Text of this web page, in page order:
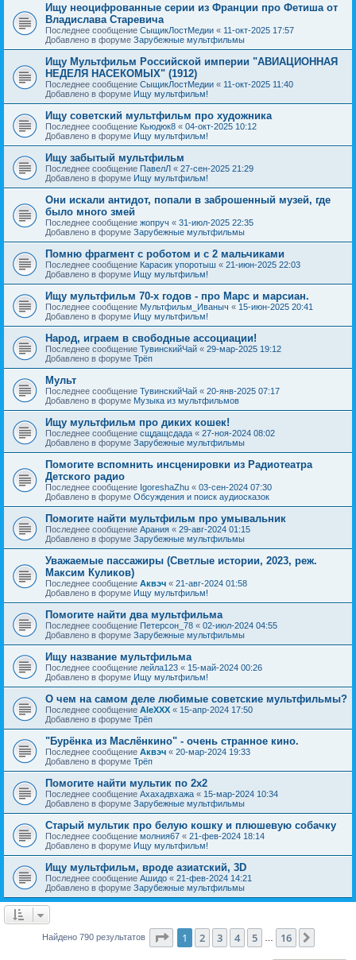
Ищу неоцифрованные серии из Франции про Фетиша от
Владислава Старевича
Последнее сообщение СыщикЛостМедии « 11-окт-2025 17:57
Добавлено в форуме Зарубежные мультфильмы
Ищу Мультфильм Российской империи "АВИАЦИОННАЯ
НЕДЕЛЯ НАСЕКОМЫХ" (1912)
Последнее сообщение СыщикЛостМедии « 11-окт-2025 11:40
Добавлено в форуме Ищу мультфильм!
Ищу советский мультфильм про художника
Последнее сообщение Кьюдюк8 « 04-окт-2025 10:12
Добавлено в форуме Ищу мультфильм!
Ищу забытый мультфильм
Последнее сообщение ПавелЛ « 27-сен-2025 21:29
Добавлено в форуме Ищу мультфильм!
Они искали антидот, попали в заброшенный музей, где
было много змей
Последнее сообщение жопруч « 31-июл-2025 22:35
Добавлено в форуме Зарубежные мультфильмы
Помню фрагмент с роботом и с 2 мальчиками
Последнее сообщение Карасик упоротыш « 21-июн-2025 22:03
Добавлено в форуме Ищу мультфильм!
Ищу мультфильм 70-х годов - про Марс и марсиан.
Последнее сообщение Мультфильм_Иваныч « 15-июн-2025 20:41
Добавлено в форуме Ищу мультфильм!
Народ, играем в свободные ассоциации!
Последнее сообщение ТувинскийЧай « 29-мар-2025 19:12
Добавлено в форуме Трёп
Мульт
Последнее сообщение ТувинскийЧай « 20-янв-2025 07:17
Добавлено в форуме Музыка из мультфильмов
Ищу мультфильм про диких кошек!
Последнее сообщение сщдащсдада « 27-ноя-2024 08:02
Добавлено в форуме Зарубежные мультфильмы
Помогите вспомнить инсценировки из Радиотеатра
Детского радио
Последнее сообщение IgoreshaZhu « 03-сен-2024 07:30
Добавлено в форуме Обсуждения и поиск аудиосказок
Помогите найти мультфильм про умывальник
Последнее сообщение Арания « 29-авг-2024 01:15
Добавлено в форуме Зарубежные мультфильмы
Уважаемые пассажиры (Светлые истории, 2023, реж.
Максим Куликов)
Последнее сообщение Аквэч « 21-авг-2024 01:58
Добавлено в форуме Ищу мультфильм!
Помогите найти два мультфильма
Последнее сообщение Петерсон_78 « 02-июл-2024 04:55
Добавлено в форуме Зарубежные мультфильмы
Ищу название мультфильма
Последнее сообщение лейла123 « 15-май-2024 00:26
Добавлено в форуме Ищу мультфильм!
О чем на самом деле любимые советские мультфильмы?
Последнее сообщение AleXXX « 15-апр-2024 17:50
Добавлено в форуме Трёп
"Бурёнка из Маслёнкино" - очень странное кино.
Последнее сообщение Аквэч « 20-мар-2024 19:33
Добавлено в форуме Трёп
Помогите найти мультик по 2х2
Последнее сообщение Ахахадвхажа « 15-мар-2024 10:34
Добавлено в форуме Зарубежные мультфильмы
Старый мультик про белую кошку и плюшевую собачку
Последнее сообщение молния67 « 21-фев-2024 18:14
Добавлено в форуме Ищу мультфильм!
Ищу мультфильм, вроде азиатский, 3D
Последнее сообщение Ашидо « 21-фев-2024 14:21
Добавлено в форуме Зарубежные мультфильмы
Найдено 790 результатов Страница из 16
1 2 3 4 5 16